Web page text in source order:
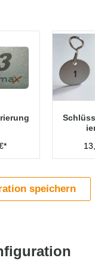
speichern